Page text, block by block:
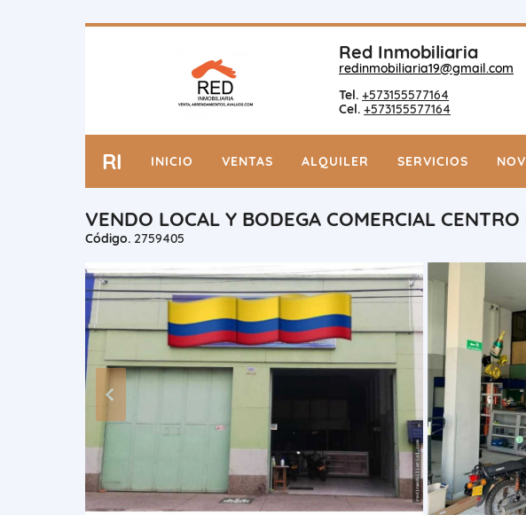
Red Inmobiliaria
redinmobiliaria19@gmail.com
Tel. +573155577164
Cel. +573155577164
RI INICIO VENTAS ALQUILER SERVICIOS
VENDO LOCAL Y BODEGA COMERCIAL
Código. 2759405